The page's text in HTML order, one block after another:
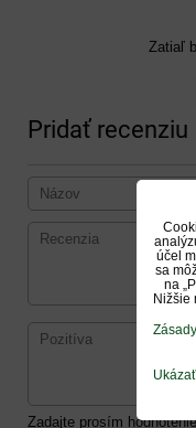
Zatiaľ
Pridať recenziu
Zadajte prosím
účel
sa
na
Nižšie